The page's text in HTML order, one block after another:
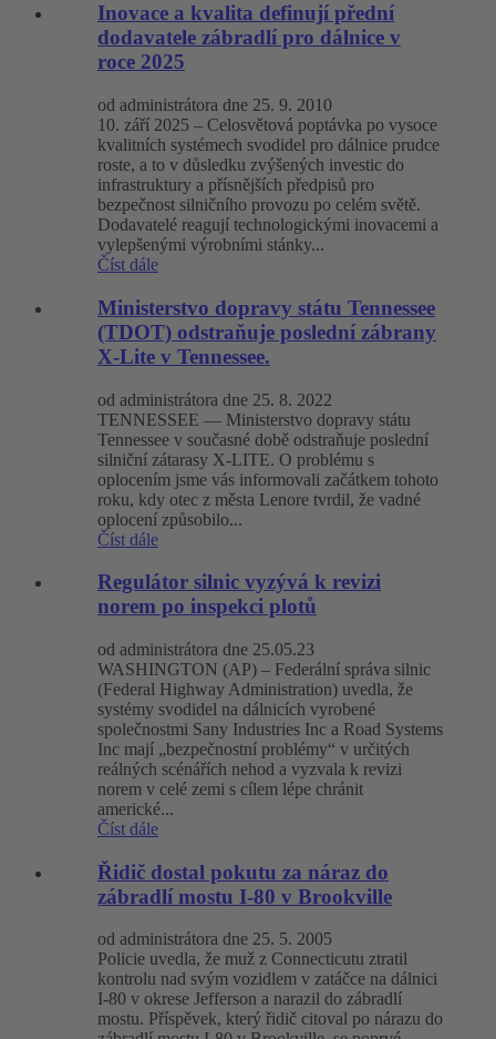
Inovace a kvalita definují přední
dodavatele zábradlí pro dálnice v
roce 2025
od administrátora dne 25. 9. 2010
10. září 2025 – Celosvětová poptávka po vysoce
kvalitních systémech svodidel pro dálnice prudce
roste, a to v důsledku zvýšených investic do
infrastruktury a přísnějších předpisů pro
bezpečnost silničního provozu po celém světě.
Dodavatelé reagují technologickými inovacemi a
vylepšenými výrobními stánky...
Číst dále
Ministerstvo dopravy státu Tennessee
(TDOT) odstraňuje poslední zábrany
X-Lite v Tennessee.
od administrátora dne 25. 8. 2022
TENNESSEE — Ministerstvo dopravy státu
Tennessee v současné době odstraňuje poslední
silniční zátarasy X-LITE. O problému s
oplocením jsme vás informovali začátkem tohoto
roku, kdy otec z města Lenore tvrdil, že vadné
oplocení způsobilo...
Číst dále
Regulátor silnic vyzývá k revizi
norem po inspekci plotů
od administrátora dne 25.05.23
WASHINGTON (AP) – Federální správa silnic
(Federal Highway Administration) uvedla, že
systémy svodidel na dálnicích vyrobené
společnostmi Sany Industries Inc a Road Systems
Inc mají „bezpečnostní problémy“ v určitých
reálných scénářích nehod a vyzvala k revizi
norem v celé zemi s cílem lépe chránit
americké...
Číst dále
Řidič dostal pokutu za náraz do
zábradlí mostu I-80 v Brookville
od administrátora dne 25. 5. 2005
Policie uvedla, že muž z Connecticutu ztratil
kontrolu nad svým vozidlem v zatáčce na dálnici
I-80 v okrese Jefferson a narazil do zábradlí
mostu. Příspěvek, který řidič citoval po nárazu do